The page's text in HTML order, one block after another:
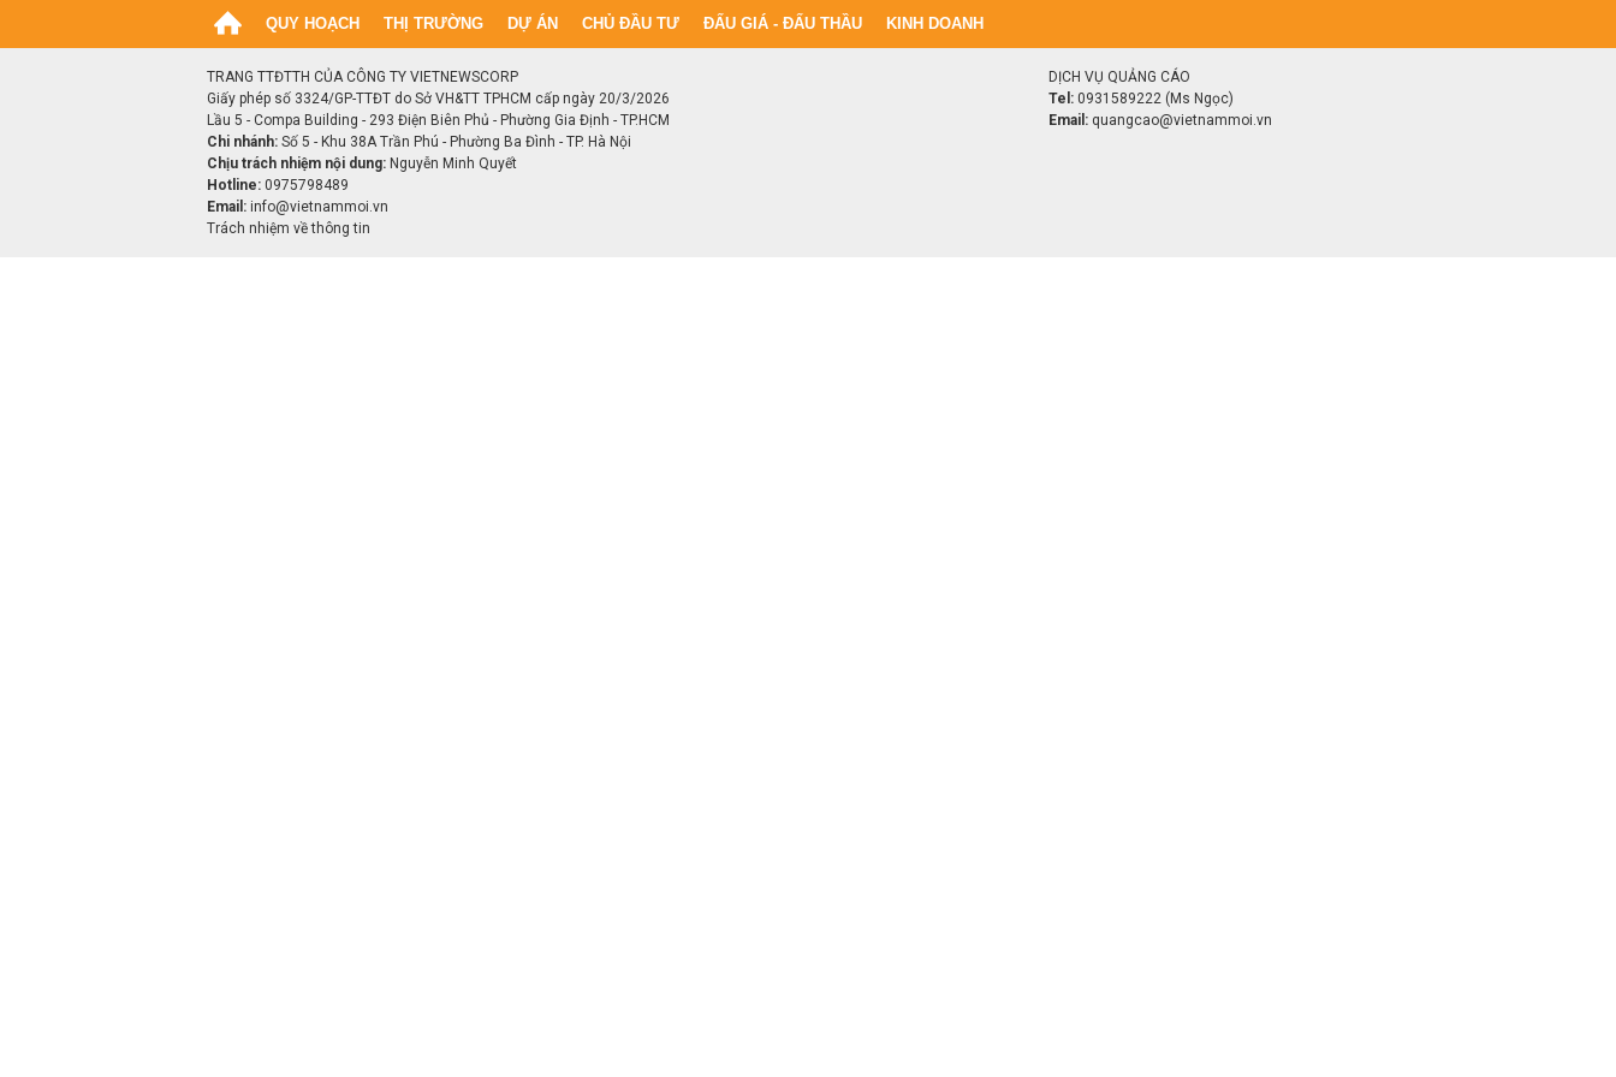
QUY HOẠCH THỊ TRƯỜNG DỰ ÁN CHỦ ĐẦU TƯ ĐẤU GIÁ - ĐẤU THẦU KINH DOANH
TRANG TTĐTTH CỦA CÔNG TY VIETNEWSCORP
Giấy phép số 3324/GP-TTĐT do Sở VH&TT TPHCM cấp ngày 20/3/2026
Lầu 5 - Compa Building - 293 Điện Biên Phủ - Phường Gia Định - TP.HCM
Chi nhánh: Số 5 - Khu 38A Trần Phú - Phường Ba Đình - TP. Hà Nội
Chịu trách nhiệm nội dung: Nguyễn Minh Quyết
Hotline: 0975798489
Email: info@vietnammoi.vn
Trách nhiệm về thông tin
DỊCH VỤ QUẢNG CÁO
Tel: 0931589222 (Ms Ngọc)
Email: quangcao@vietnammoi.vn